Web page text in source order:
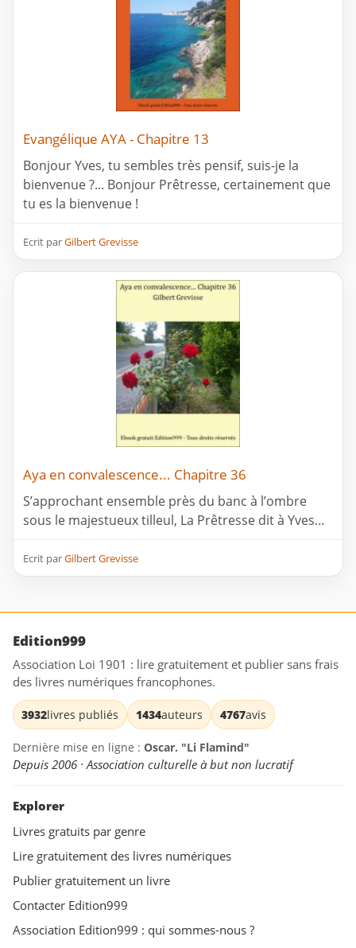
Evangélique AYA - Chapitre 13
Bonjour Yves, tu sembles très pensif, suis-je la
bienvenue ?... Bonjour Prêtresse, certainement que
tu es la bienvenue !
Ecrit parGilbert Grevisse
Aya en convalescence... Chapitre 36
S’approchant ensemble près du banc à l’ombre
sous le majestueux tilleul, La Prêtresse dit à Yves…
Ecrit parGilbert Grevisse
Edition999
Association Loi 1901 : lire gratuitement et publier sans frais
des livres numériques francophones.
3932livres publiés 1434auteurs 4767avis
Dernière mise en ligne : Oscar. "Li Flamind"
Depuis 2006 · Association culturelle à but non lucratif
Explorer
Livres gratuits par genre
Lire gratuitement des livres numériques
Publier gratuitement un livre
Contacter Edition999
Association Edition999 : qui sommes-nous ?